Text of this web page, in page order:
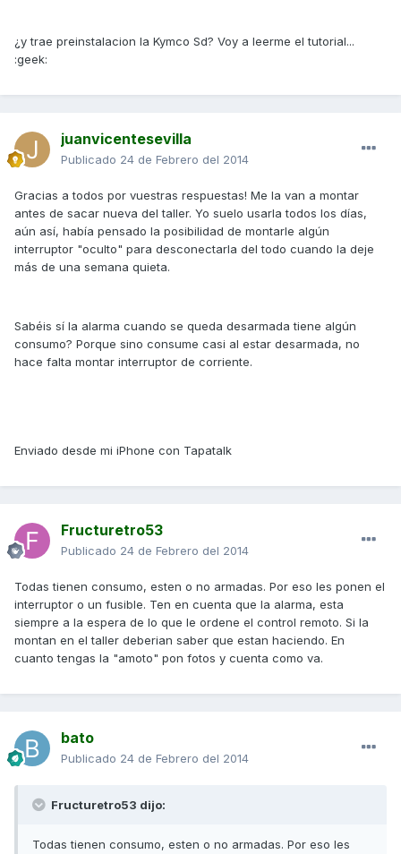
¿y trae preinstalacion la Kymco Sd? Voy a leerme el tutorial...
:geek:
juanvicentesevilla
Publicado 24 de Febrero del 2014
Gracias a todos por vuestras respuestas! Me la van a montar
antes de sacar nueva del taller. Yo suelo usarla todos los días,
aún así, había pensado la posibilidad de montarle algún
interruptor "oculto" para desconectarla del todo cuando la deje
más de una semana quieta.
Sabéis sí la alarma cuando se queda desarmada tiene algún
consumo? Porque sino consume casi al estar desarmada, no
hace falta montar interruptor de corriente.
Enviado desde mi iPhone con Tapatalk
Fructuretro53
Publicado 24 de Febrero del 2014
Todas tienen consumo, esten o no armadas. Por eso les ponen el
interruptor o un fusible. Ten en cuenta que la alarma, esta
siempre a la espera de lo que le ordene el control remoto. Si la
montan en el taller deberian saber que estan haciendo. En
cuanto tengas la "amoto" pon fotos y cuenta como va.
bato
Publicado 24 de Febrero del 2014
Fructuretro53 dijo:
Todas tienen consumo, esten o no armadas. Por eso les